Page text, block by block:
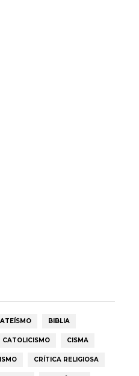
ATEÍSMO BIBLIA
CATOLICISMO CISMA
CRÍTICA RELIGIOSA